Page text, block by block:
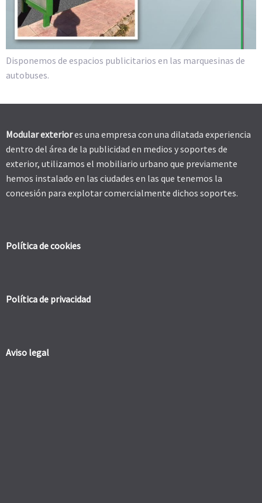
Disponemos de espacios publicitarios en las marquesinas de
autobuses.
Modular exteriores una empresa con una dilatada experiencia
dentro del área de la publicidad en medios y soportes de
exterior, utilizamos el mobiliario urbano que previamente
hemos instalado en las ciudades en las que tenemos la
concesión para explotar comercialmente dichos soportes.
Política de cookies
Política de privacidad
Aviso legal